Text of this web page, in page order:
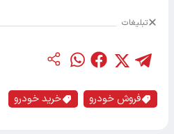
تبلیغات
فروش خودرو خرید خودرو